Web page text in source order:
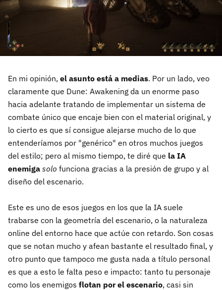
En mi opinión, el asunto está a medias. Por un lado, veo
claramente que Dune: Awakening da un enorme paso
hacia adelante tratando de implementar un sistema de
combate único que encaje bien con el material original, y
lo cierto es que sí consigue alejarse mucho de lo que
entenderíamos por "genérico" en otros muchos juegos
del estilo; pero al mismo tiempo, te diré que la IA
enemiga solo funciona gracias a la presión de grupo y al
diseño del escenario.
Este es uno de esos juegos en los que la IA suele
trabarse con la geometría del escenario, o la naturaleza
online del entorno hace que actúe con retardo. Son cosas
que se notan mucho y afean bastante el resultado final, y
otro punto que tampoco me gusta nada a título personal
es que a esto le falta peso e impacto: tanto tu personaje
como los enemigos flotan por el escenario, casi sin